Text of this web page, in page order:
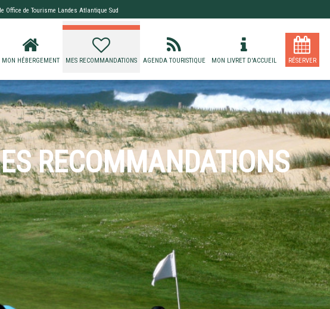
Office de Tourisme Landes Atlantique Sud
MON HÉBERGEMENT MES RECOMMANDATIONS AGENDA TOURISTIQUE MON LIVRET D'ACCUEIL RÉSERVER
RECOMMANDATIONS